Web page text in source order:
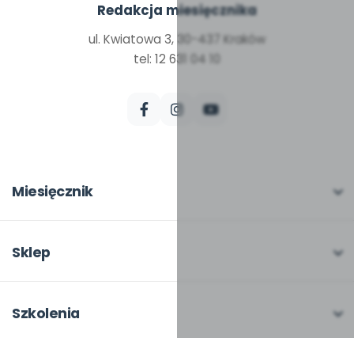
Redakcja miesięcznika
ul. Kwiatowa 3, 30-437 Kraków
tel: 12 631 04 10
Miesięcznik
W numerze
Pomoce dydaktyczne
Sklep
Moje zakupy
Szkolenia